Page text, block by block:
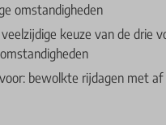
omstandigheden
keuze van de drie
bewolkte rijdagen met